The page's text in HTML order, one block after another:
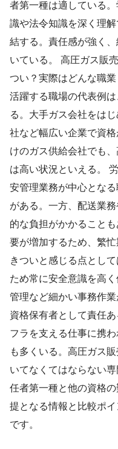
者第一種は適している
識や法令知識を深く理
結する。責任感が強く
いている。 高圧ガス販
つい？実際はどんな職
活躍する職場の代表例
る。大手ガス会社をは
社など幅広い企業で資
けのガス供給会社でも
は高い状況といえる。
安管理業務が中心とな
がある。一方、配送業
的な負担がかかること
要が増加するため、繁
きついと感じる点とし
ため常に安全意識を高
管理など細かい事務作
資格保有者として責任
フラを支える仕事に携
も多くいる。高圧ガス
いてなくてはならない
任者第一種と他の資格
提となる情報と比較ポ
です。